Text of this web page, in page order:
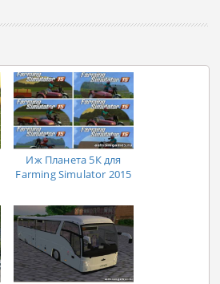
Иж Планета 5К для
Farming Simulator 2015